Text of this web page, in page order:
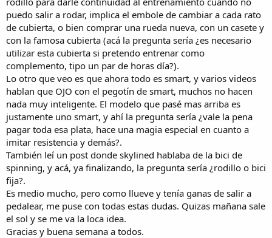
puedo salir a rodar, implica el embole de cambiar a cada rato
de cubierta, o bien comprar una rueda nueva, con un casete y
con la famosa cubierta (acá la pregunta sería ¿es necesario
utilizar esta cubierta si pretendo entrenar como
complemento, tipo un par de horas día?).
Lo otro que veo es que ahora todo es smart, y varios videos
hablan que OJO con el pegotín de smart, muchos no hacen
nada muy inteligente. El modelo que pasé mas arriba es
justamente uno smart, y ahí la pregunta sería ¿vale la pena
pagar toda esa plata, hace una magia especial en cuanto a
imitar resistencia y demás?.
También leí un post donde skylined hablaba de la bici de
spinning, y acá, ya finalizando, la pregunta sería ¿rodillo o bici
fija?.
Es medio mucho, pero como llueve y tenía ganas de salir a
pedalear, me puse con todas estas dudas. Quizas mañana sale
el sol y se me va la loca idea.
Gracias y buena semana a todos.